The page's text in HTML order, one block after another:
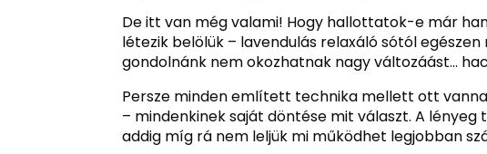
De itt van még valami! Hogy hallottatok-e már
létezik belölük – lavendulás relaxáló sótól
gondolnánk nem okozhatnak nagy változáást…
Persze minden említett technika mellett ott
– mindenkinek saját döntése mit választ. A lényeg
addig míg rá nem leljük mi működhet legjobban